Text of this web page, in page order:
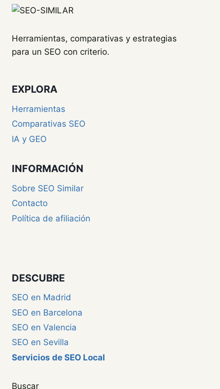
Herramientas, comparativas y estrategias
para un SEO con criterio.
EXPLORA
Herramientas
Comparativas SEO
IA y GEO
INFORMACIÓN
Sobre SEO Similar
Contacto
Política de afiliación
DESCUBRE
SEO en Madrid
SEO en Barcelona
SEO en Valencia
SEO en Sevilla
Servicios de SEO Local
Buscar